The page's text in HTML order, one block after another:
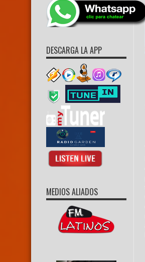
DESCARGA LA APP
MEDIOS ALIADOS